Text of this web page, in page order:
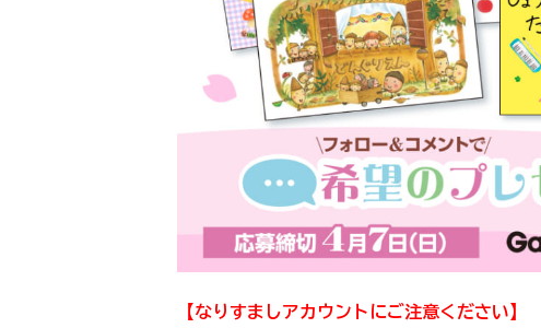
【なりすましアカウントにご注意ください】